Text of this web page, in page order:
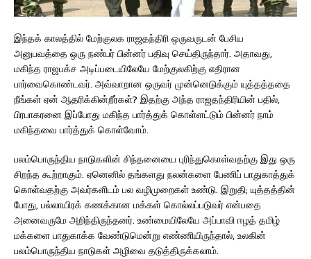
இந்தக் காலத்தில் மேற்குலக ராஜதந்திரி ஒருவருடன் பேசிய
அனுபவத்தை ஒரு நண்பர் பின்னர் பதிவு செய்திருந்தார். அதாவது,
மகிந்த ராஜபக்ச அடிப்படையிலேயே மேற்குலகிற்கு எதிரான
பார்வைகொண்டவர். அவ்வாறான ஒருவர் முன்னெடுக்கும் யுத்தத்ததை
நீங்கள் ஏன் ஆதரிக்கின்றீர்கள்? இதற்கு அந்த ராஜதந்திரியின் பதில்,
பிரபாகரனை இப்போது மகிந்த பார்த்துக் கொள்ளட்டும் பின்னர் நாம்
மகிந்தவை பார்த்துக் கொள்வோம்.
பலம்பொருந்திய நாடுகளின் சிந்தனையை புரிந்துகொள்வதற்கு இது ஒரு
சிறந்த கூற்றாகும். ஏனெனில் தங்களது நலன்களை பேணிப் பாதுகாத்துக்
கொள்வதற்கு அவர்களிடம் பல வழிமுறைகள் உண்டு. இறுதி; யுத்தத்தின்
போது, பல்லாயிரக் கணக்கான மக்கள் கொல்லப்படுவர் என்பதை
அனைவருமே அறிந்திருந்தனர். உண்மையிலேயே அப்பாவி ஈழத் தமிழ்
மக்களை பாதுகாக்க வேண்டுமென்று எண்ணியிருந்தால், உலகின்
பலம்பொருந்திய நாடுகள் அழிவை தடுத்திருக்கலாம்.